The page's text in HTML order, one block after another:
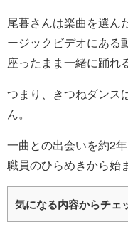
尾暮さんは楽曲を選ん
ージックビデオにある
座ったまま一緒に踊れ
つまり、きつねダンス
ん。
一曲との出会いを約2
職員のひらめきから始
気になる内容からチェ